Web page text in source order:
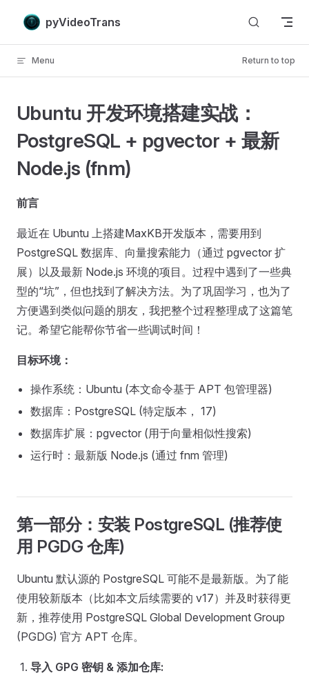
Skip to content
pyVideoTrans
Menu Return to top
Ubuntu 开发环境搭建实战：
PostgreSQL + pgvector + 最新
Node.js (fnm)
前言
最近在 Ubuntu 上搭建MaxKB开发版本，需要用到
PostgreSQL 数据库、向量搜索能力（通过 pgvector 扩
展）以及最新 Node.js 环境的项目。过程中遇到了一些典
型的“坑”，但也找到了解决方法。为了巩固学习，也为了
方便遇到类似问题的朋友，我把整个过程整理成了这篇笔
记。希望它能帮你节省一些调试时间！
目标环境：
操作系统：Ubuntu (本文命令基于 APT 包管理器)
数据库：PostgreSQL (特定版本， 17)
数据库扩展：pgvector (用于向量相似性搜索)
运行时：最新版 Node.js (通过 fnm 管理)
第一部分：安装 PostgreSQL (推荐使
用 PGDG 仓库)
Ubuntu 默认源的 PostgreSQL 可能不是最新版。为了能
使用较新版本（比如本文后续需要的 v17）并及时获得更
新，推荐使用 PostgreSQL Global Development Group
(PGDG) 官方 APT 仓库。
导入 GPG 密钥 & 添加仓库: